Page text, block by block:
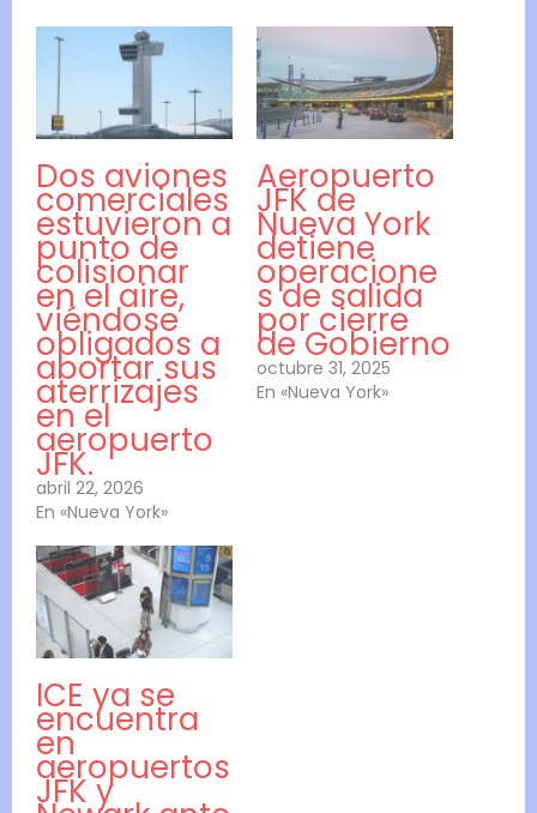
Dos aviones
comerciales
estuvieron a
punto de
colisionar
en el aire,
viéndose
obligados a
abortar sus
aterrizajes
en el
aeropuerto
JFK.
abril 22, 2026
En «Nueva York»
Aeropuerto
JFK de
Nueva York
detiene
operacione
s de salida
por cierre
de Gobierno
octubre 31, 2025
En «Nueva York»
ICE ya se
encuentra
en
aeropuertos
JFK y